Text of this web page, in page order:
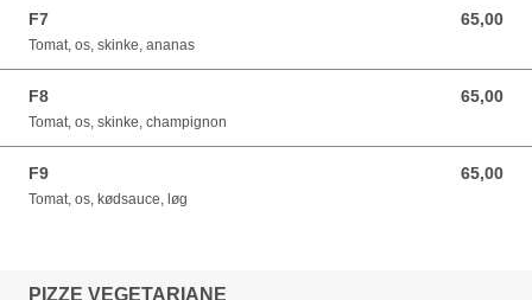
F7 65,00
65,00 DKK
Tomat, os, skinke, ananas
F8 65,00
65,00 DKK
Tomat, os, skinke, champignon
F9 65,00
65,00 DKK
Tomat, os, kødsauce, løg
PIZZE VEGETARIANE